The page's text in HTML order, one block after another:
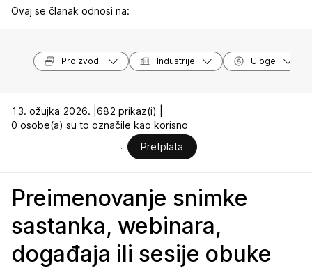
Ovaj se članak odnosi na:
Proizvodi Industrije Uloge
13. ožujka 2026. | 682 prikaz(i) |
0 osobe(a) su to označile kao korisno
Pretplata
Preimenovanje snimke
sastanka, webinara,
događaja ili sesije obuke